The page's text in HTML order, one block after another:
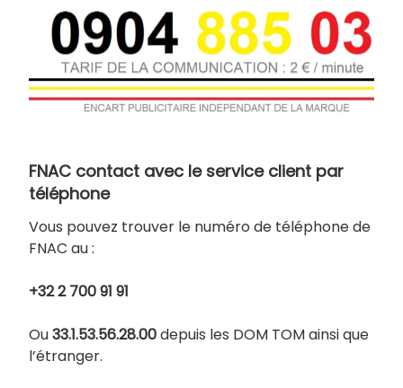
FNAC contact avec le service client par
téléphone
Vous pouvez trouver le numéro de téléphone de
FNAC au :
+32 2 700 91 91
Ou33.1.53.56.28.00depuis les DOM TOM ainsi que
l’étranger.